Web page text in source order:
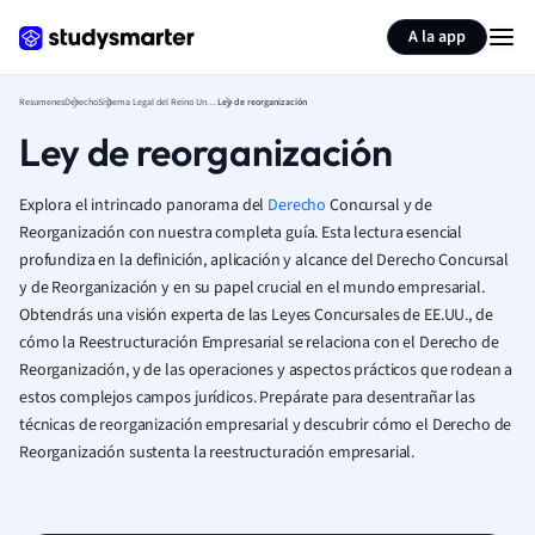
A la app
ResumenesDerecho Sistema Legal del Reino UnidoLey de reorganización
Ley de reorganización
Explora el intrincado panorama del Derecho Concursal y de
Reorganización con nuestra completa guía. Esta lectura esencial
profundiza en la definición, aplicación y alcance del Derecho Concursal
y de Reorganización y en su papel crucial en el mundo empresarial.
Obtendrás una visión experta de las Leyes Concursales de EE.UU., de
cómo la Reestructuración Empresarial se relaciona con el Derecho de
Reorganización, y de las operaciones y aspectos prácticos que rodean a
estos complejos campos jurídicos. Prepárate para desentrañar las
técnicas de reorganización empresarial y descubrir cómo el Derecho de
Reorganización sustenta la reestructuración empresarial.
Resumir página